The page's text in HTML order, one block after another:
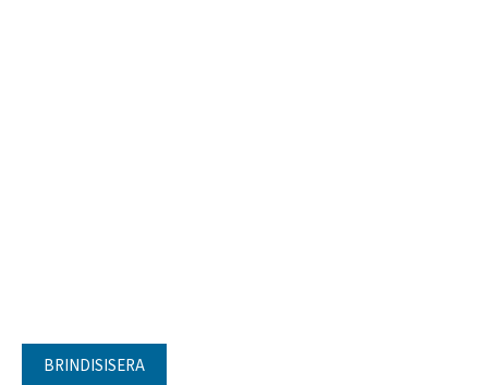
BRINDISISERA